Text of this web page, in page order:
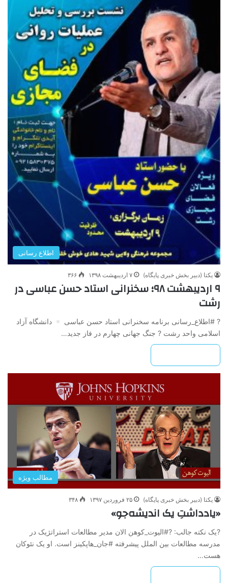
اطلاع رسانی
یکتا (دبیر بخش خبری پایگاه) ۷ اردیبهشت ۱۳۹۸ ۳۶۶
۹ اردیبهشت ۹۸؛ سخنرانی استاد حسن عباسی در
رشت
? #اطلاع_رسانی برنامه سخنرانی استاد حسن عباسی
دانشگاه آزاد
اسلامی واحد رشت ? جنگ جهانی چهارم در فاز جدید…
مطالب ویژه
یکتا (دبیر بخش خبری پایگاه) ۲۵ فروردین ۱۳۹۷ ۳۴۸
«یادداشتِ یک اندیشه‌جو»
?یک نکته جالب: ?#الیوت_کوهن الان مدیر مطالعات استراتژیک در
مدرسه مطالعات بین الملل پیشرفته #جان_هاپکینز است. او یک نئوکان
هست…